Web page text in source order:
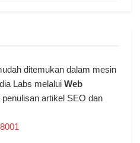
ditemukan dalam mesin
Labs melalui Web
artikel SEO dan